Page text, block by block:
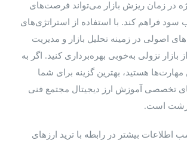
در زمان ریزش بازار می‌تواند فرصت‌های
فراهم کند. با استفاده از استراتژی‌های
اصولی در زمینه تحلیل بازار و مدیریت
بازار نزولی به‌خوبی بهره‌برداری کنید. اگر به
مهارت‌ها هستید، بهترین گزینه برای شما
تخصصی آموزش ارز دیجیتال مجتمع فنی
رشت است.
اطلاعات بیشتر در رابطه با ترید ارزهای